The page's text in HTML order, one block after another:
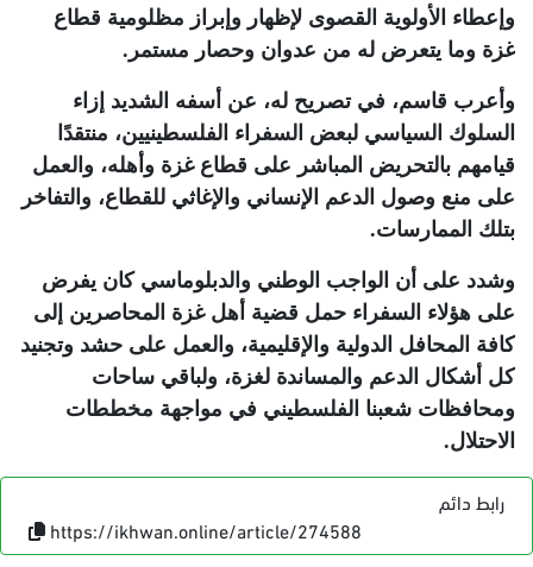
وإعطاء الأولوية القصوى لإظهار وإبراز مظلومية قطاع
غزة وما يتعرض له من عدوان وحصار مستمر .
وأعرب قاسم، في تصريح له، عن أسفه الشديد إزاء
السلوك السياسي لبعض السفراء الفلسطينيين، منتقدًا
قيامهم بالتحريض المباشر على قطاع غزة وأهله، والعمل
على منع وصول الدعم الإنساني والإغاثي للقطاع، والتفاخر
بتلك الممارسات.
وشدد على أن الواجب الوطني والدبلوماسي كان يفرض
على هؤلاء السفراء حمل قضية أهل غزة المحاصرين إلى
كافة المحافل الدولية والإقليمية، والعمل على حشد وتجنيد
كل أشكال الدعم والمساندة لغزة، ولباقي ساحات
ومحافظات شعبنا الفلسطيني في مواجهة مخططات
الاحتلال.
رابط دائم
https://ikhwan.online/article/274588